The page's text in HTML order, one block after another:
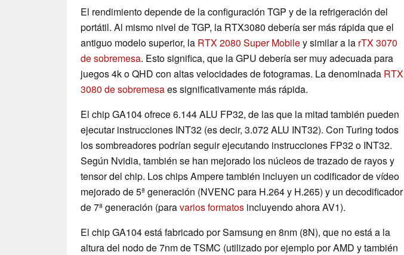
El rendimiento depende de la configuración TGP y de la refrigeración del
portátil. Al mismo nivel de TGP, la RTX3080 debería ser más rápida que el
antiguo modelo superior, la RTX 2080 Super Mobiley similar a la rTX 3070
de sobremesa. Esto significa, que la GPU debería ser muy adecuada para
juegos 4k o QHD con altas velocidades de fotogramas. La denominada RTX
3080 de sobremesaes significativamente más rápida.
El chip GA104 ofrece 6.144 ALU FP32, de las que la mitad también pueden
ejecutar instrucciones INT32 (es decir, 3.072 ALU INT32). Con Turing todos
los sombreadores podrían seguir ejecutando instrucciones FP32 o INT32.
Según Nvidia, también se han mejorado los núcleos de trazado de rayos y
tensor del chip. Los chips Ampere también incluyen un codificador de vídeo
mejorado de 5ª generación (NVENC para H.264 y H.265) y un decodificador
de 7ª generación (paravarios formatos incluyendo ahora AV1).
El chip GA104 está fabricado por Samsung en 8nm (8N), que no está a la
altura del nodo de 7nm de TSMC (utilizado por ejemplo por AMD y también